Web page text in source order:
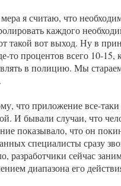
я считаю, что
каждого
такой вот выход. Ну в
то процентов всего 10-
в полицию. Мы
что приложение все-
И бывали случаи, что
показывало, что он
специалисты сразу
разработчики сейчас
диапазона его